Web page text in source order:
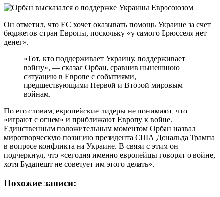
Он отметил, что ЕС хочет оказывать помощь Украине за счет
бюджетов стран Европы, поскольку «у самого Брюсселя нет
денег».
«Тот, кто поддерживает Украину, поддерживает
войну», — сказал Орбан, сравнив нынешнюю
ситуацию в Европе с событиями,
предшествующими Первой и Второй мировым
войнам.
По его словам, европейские лидеры не понимают, что
«играют с огнем» и приближают Европу к войне.
Единственным положительным моментом Орбан назвал
миротворческую позицию президента США Дональда Трампа
в вопросе конфликта на Украине. В связи с этим он
подчеркнул, что «сегодня именно европейцы говорят о войне,
хотя Будапешт не советует им этого делать».
Похожие записи: